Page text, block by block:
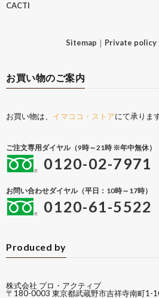
CACTI
Sitemap ｜ Private policy
お買い物のご案内
お買い物は、 イマココ・ストアにて承ります
ご注文専用ダイヤル（9時～21時 ※年中無休）
0120-02-7971
お問い合わせダイヤル（平日：10時～17時）
0120-61-5522
Produced by
株式会社 プロ・アクティブ
〒180-0003 東京都武蔵野市吉祥寺南町1-